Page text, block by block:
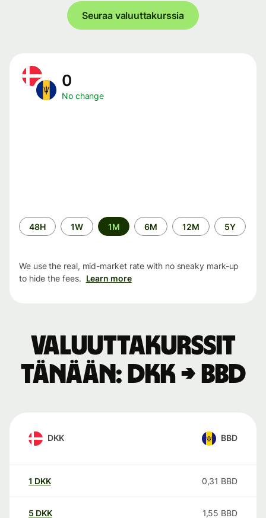
Seuraa valuuttakurssia
0
No change
Time
period
48H 1W 1M 6M 12M 5Y
We use the real, mid-market rate with no sneaky mark-up
to hide the fees. Learn more
Valuuttakurssit
tänään: DKK → BBD
DKK BBD
1 DKK 0,31 BBD
5 DKK 1,55 BBD